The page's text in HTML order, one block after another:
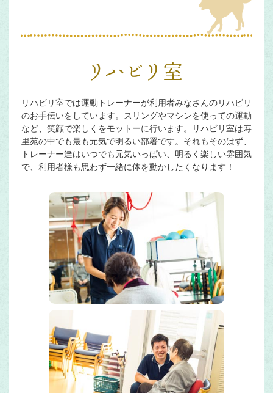
リハビリ室では運動トレーナーが利用者みなさんのリハビリ
のお手伝いをしています。スリングやマシンを使っての運動
など、笑顔で楽しくをモットーに行います。リハビリ室は寿
里苑の中でも最も元気で明るい部署です。それもそのはず、
トレーナー達はいつでも元気いっぱい、明るく楽しい雰囲気
で、利用者様も思わず一緒に体を動かしたくなります！